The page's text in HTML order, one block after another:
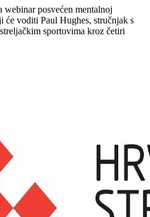
posvećen mentalnoj
će voditi Paul Hughes, stručnjak s
sportovima kroz četiri